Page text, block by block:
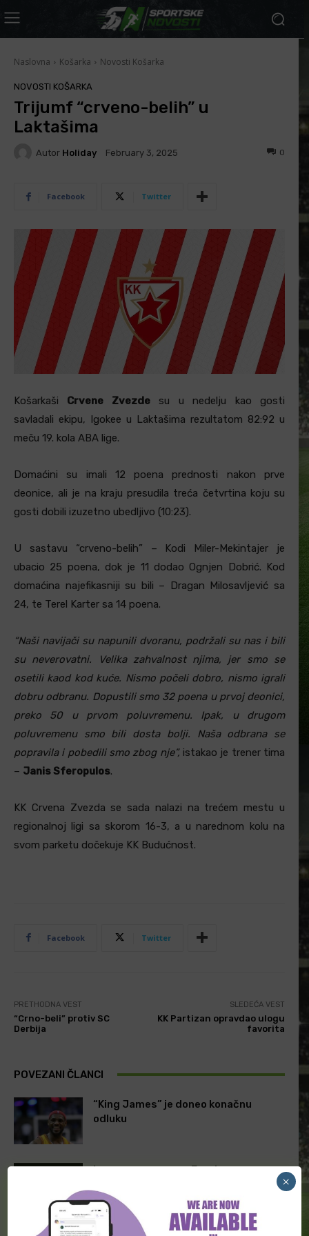
Naslovna Košarka Novosti Košarka
NOVOSTI KOŠARKA
Trijumf “crveno-belih” u
Laktašima
Autor Holiday February 3, 2025 0
Facebook Twitter
Košarkaši Crvene Zvezdesu u nedelju kao gosti
savladali ekipu, Igokee u Laktašima rezultatom 82:92 u
meču 19. kola ABA lige.
Domaćini su imali 12 poena prednosti nakon prve
deonice, ali je na kraju presudila treća četvrtina koju su
gosti dobili izuzetno ubedljivo (10:23).
U sastavu “crveno-belih” – Kodi Miler-Mekintajer je
ubacio 25 poena, dok je 11 dodao Ognjen Dobrić. Kod
domaćina najefikasniji su bili – Dragan Milosavljević sa
24, te Terel Karter sa 14 poena.
“Naši navijači su napunili dvoranu, podržali su nas i bili
su neverovatni. Velika zahvalnost njima, jer smo se
osetili kaod kod kuće. Nismo počeli dobro, nismo igrali
dobru odbranu. Dopustili smo 32 poena u prvoj deonici,
preko 50 u prvom poluvremenu. Ipak, u drugom
poluvremenu smo bili dosta bolji. Naša odbrana se
popravila i pobedili smo zbog nje”, istakao je trener tima
– Janis Sferopulos.
KK Crvena Zvezda se sada nalazi na trećem mestu u
regionalnoj ligi sa skorom 16-3, a u narednom kolu na
svom parketu dočekuje KK Budućnost.
Facebook Twitter
PRETHODNA VEST
“Crno-beli” protiv SC
Derbija
SLEDEĆA VEST
KK Partizan opravdao ulogu
favorita
POVEZANI ČLANCI
“King James” je doneo konačnu
odluku
Imamo sve grupe u Eurokupu
×